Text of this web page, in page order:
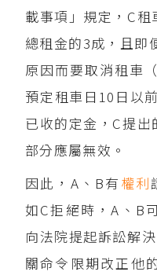
載事項」規定，C
總租金的3成，且即
原因而要取消租車
預定租車日10日以
已收的定金，C提
部分應屬無效。
因此，A、B有 權利
如C拒絕時，A、B
向法院提起訴訟解
關命令限期改正他